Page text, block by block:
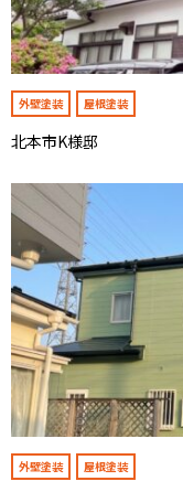
外壁塗装 屋根塗装
北本市K様邸
外壁塗装 屋根塗装